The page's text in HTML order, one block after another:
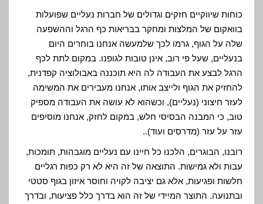
כוחות שיווקיים חזקים וגדולים של חברות נעליים שפועלות
בוואקום של המלצות ומחקר בבריאות כף הרגל וההשפעה
שלה על הגוף, גרמו לכך שלמעשה אנחנו בוחרים היום
בנעליים, שעל פי רוב, אינן טובות לגופנו. במקום לתת לכף
הרגל לבצע את העבודה לה היא תוכננה באבולוציה קפדנית,
להחזיק את הגוף ולייצב אותו, אנחנו מעבירים את המשימה
לעזר חיצוני (נעליים), וכשהוא לא עושה את העבודה מספיק
טוב, כי המבנה הבסיסי חלש, במקום לחזק, אנחנו מוסיפים
עזר על עזר (מדרסים ועוד)..
רובנו, הבוגרים, הלכנו כל חיינו עם נעליים מוגבהות, תומכות,
עבות ולא גמישות. התוצאה של זה היא לא רק כפות רגליים
חלשות ופגיעות, אלא גם יציבה לקויה וחוסר איזון בגוף סטטי
ובתנועה. התוצר המיידי של זה הוא בדרך כלל פציעות, ובדרך